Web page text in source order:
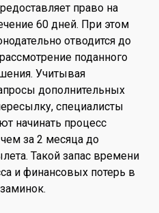
право на
60 дней. При этом
отводится до
поданного
Учитывая
дополнительных
специалисты
начинать процесс
за 2 месяца до
Такой запас времени
и финансовых потерь в